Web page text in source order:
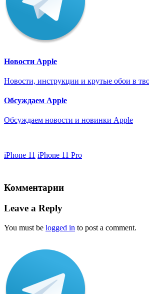
Новости Apple
Новости, инструкции и крутые обои в
Обсуждаем Apple
Обсуждаем новости и новинки Apple
iPhone 11 iPhone 11 Pro
Комментарии
Leave a Reply
You must be logged in to post a comment.